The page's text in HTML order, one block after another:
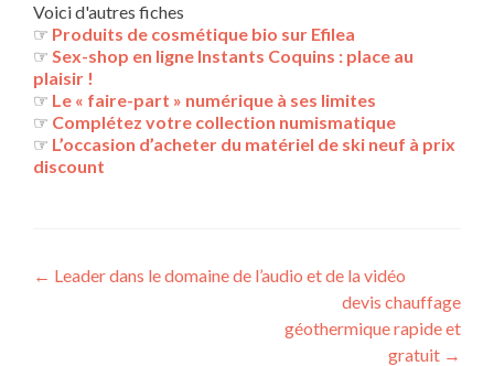
Voici d'autres fiches
☞ Produits de cosmétique bio sur Efilea
☞ Sex-shop en ligne Instants Coquins : place au
plaisir !
☞ Le « faire-part » numérique à ses limites
☞ Complétez votre collection numismatique
☞ L’occasion d’acheter du matériel de ski neuf à prix
discount
Navigation
← Leader dans le domaine de l’audio et de la vidéo
devis chauffage
géothermique rapide et
gratuit →